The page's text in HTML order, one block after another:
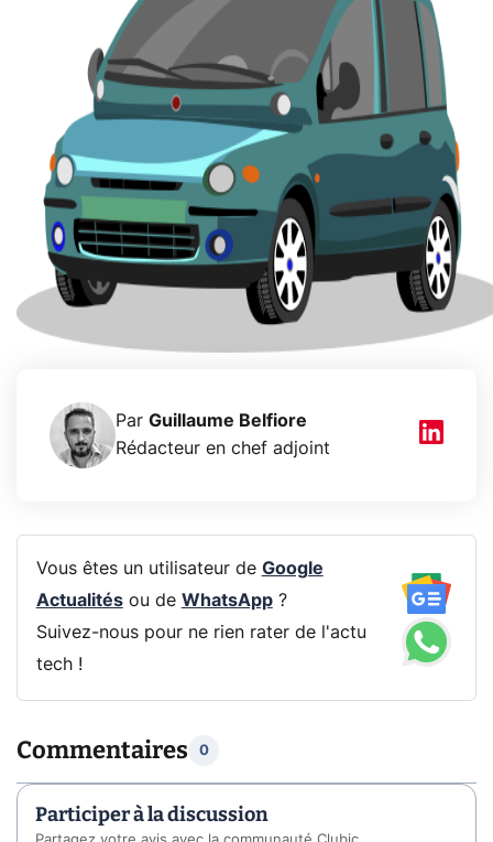
Par Guillaume Belfiore
Rédacteur en chef adjoint
Vous êtes un utilisateur de Google
Actualitésou de WhatsApp?
Suivez-nous pour ne rien rater de l'actu
tech !
Commentaires 0
Participer à la discussion